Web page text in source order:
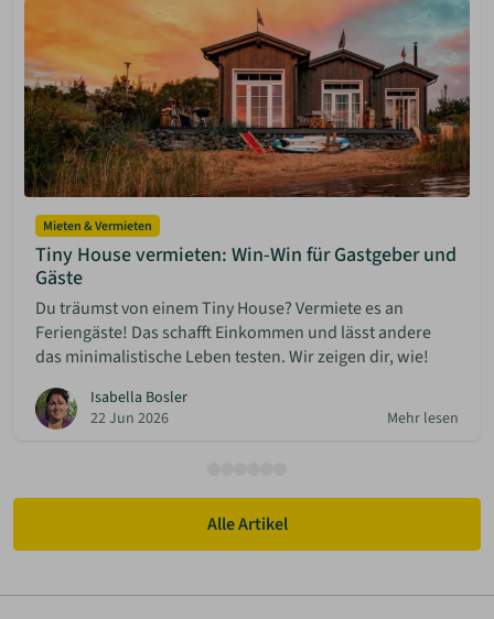
Mieten & Vermieten
Tiny House vermieten: Win-Win für Gastgeber und
Gäste
Du träumst von einem Tiny House? Vermiete es an
Feriengäste! Das schafft Einkommen und lässt andere
das minimalistische Leben testen. Wir zeigen dir, wie!
Isabella Bosler
22 Jun 2026
Mehr lesen
Alle Artikel